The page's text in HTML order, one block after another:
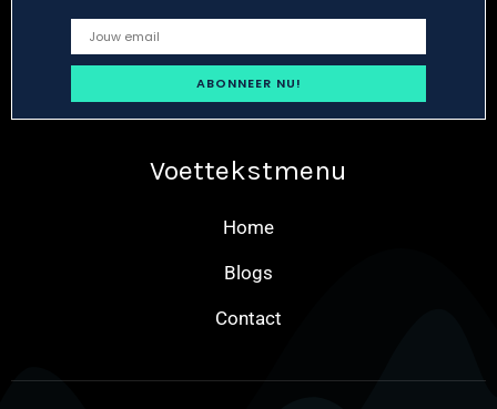
Voettekstmenu
Home
Blogs
Contact